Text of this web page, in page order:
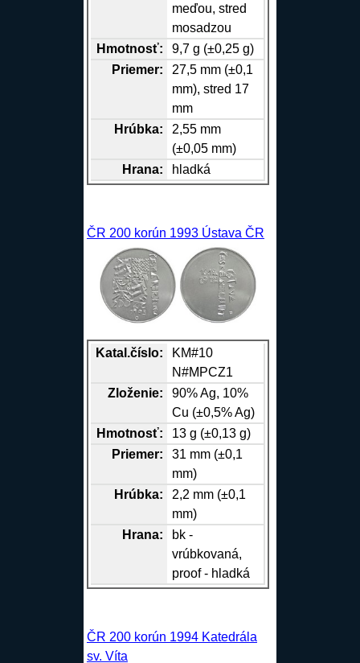
meďou, stred
mosadzou
Hmotnosť:
9,7 g (±0,25 g)
Priemer:
27,5 mm (±0,1
mm), stred 17
mm
Hrúbka:
2,55 mm
(±0,05 mm)
Hrana: hladká
ČR 200 korún 1993 Ústava ČR
Katal.číslo:
KM#10
N#MPCZ1
Zloženie:
90%Ag, 10%
Cu (±0,5%Ag)
Hmotnosť:
13 g (±0,13 g)
Priemer:
31 mm (±0,1
mm)
Hrúbka:
2,2 mm (±0,1
mm)
Hrana:
bk -
vrúbkovaná,
proof - hladká
ČR 200 korún 1994 Katedrála
sv. Víta